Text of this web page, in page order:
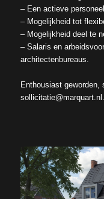
– Een actieve
– Mogelijkheid tot
– Mogelijkheid deel te
– Salaris en
architectenbureaus.
Enthousiast geworden,
sollicitatie@marquart.nl.